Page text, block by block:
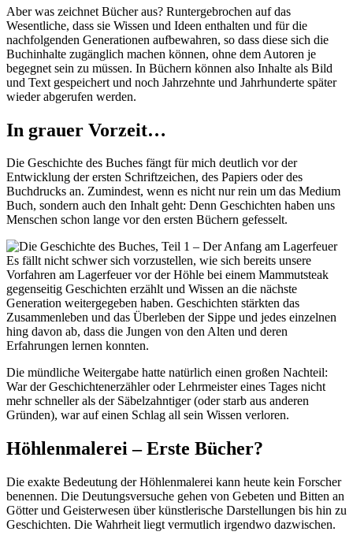
Aber was zeichnet Bücher aus? Runtergebrochen auf das
Wesentliche, dass sie Wissen und Ideen enthalten und für die
nachfolgenden Generationen aufbewahren, so dass diese sich die
Buchinhalte zugänglich machen können, ohne dem Autoren je
begegnet sein zu müssen. In Büchern können also Inhalte als Bild
und Text gespeichert und noch Jahrzehnte und Jahrhunderte später
wieder abgerufen werden.
In grauer Vorzeit…
Die Geschichte des Buches fängt für mich deutlich vor der
Entwicklung der ersten Schriftzeichen, des Papiers oder des
Buchdrucks an. Zumindest, wenn es nicht nur rein um das Medium
Buch, sondern auch den Inhalt geht: Denn Geschichten haben uns
Menschen schon lange vor den ersten Büchern gefesselt.
Es fällt nicht schwer sich vorzustellen, wie sich bereits unsere
Vorfahren am Lagerfeuer vor der Höhle bei einem Mammutsteak
gegenseitig Geschichten erzählt und Wissen an die nächste
Generation weitergegeben haben. Geschichten stärkten das
Zusammenleben und das Überleben der Sippe und jedes einzelnen
hing davon ab, dass die Jungen von den Alten und deren
Erfahrungen lernen konnten.
Die mündliche Weitergabe hatte natürlich einen großen Nachteil:
War der Geschichtenerzähler oder Lehrmeister eines Tages nicht
mehr schneller als der Säbelzahntiger (oder starb aus anderen
Gründen), war auf einen Schlag all sein Wissen verloren.
Höhlenmalerei – Erste Bücher?
Die exakte Bedeutung der Höhlenmalerei kann heute kein Forscher
benennen. Die Deutungsversuche gehen von Gebeten und Bitten an
Götter und Geisterwesen über künstlerische Darstellungen bis hin zu
Geschichten. Die Wahrheit liegt vermutlich irgendwo dazwischen.